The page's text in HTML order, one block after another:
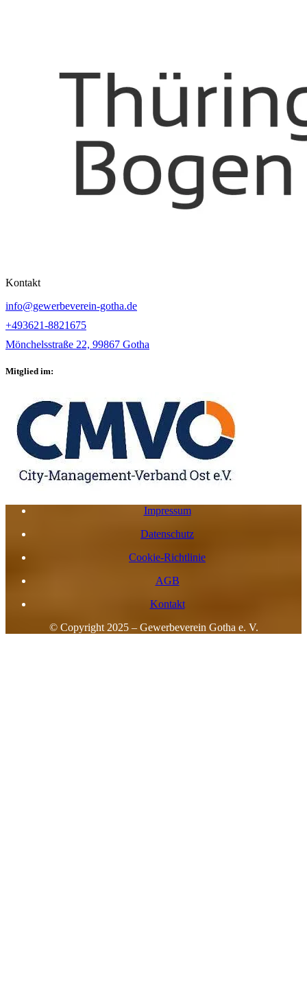
Kontakt
info@gewerbeverein-gotha.de
+493621-8821675
Mönchelsstraße 22, 99867 Gotha
Mitglied im:
Impressum
Datenschutz
Cookie-Richtlinie
AGB
Kontakt
© Copyright 2025 – Gewerbeverein Gotha e. V.